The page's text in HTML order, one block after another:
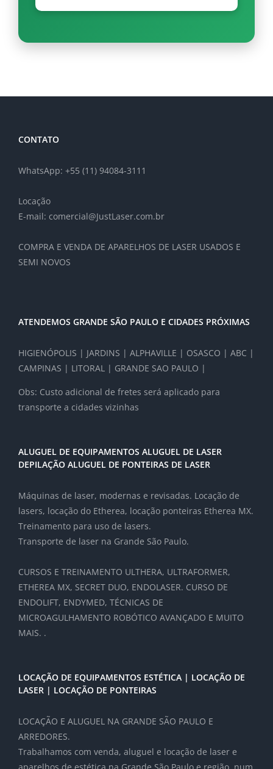
CONTATO
WhatsApp: +55 (11) 94084-3111
Locação
E-mail: comercial@JustLaser.com.br
COMPRA E VENDA DE APARELHOS DE LASER USADOS E
SEMI NOVOS
ATENDEMOS GRANDE SÃO PAULO E CIDADES PRÓXIMAS
HIGIENÓPOLIS | JARDINS | ALPHAVILLE | OSASCO | ABC |
CAMPINAS | LITORAL | GRANDE SAO PAULO |
Obs: Custo adicional de fretes será aplicado para
transporte a cidades vizinhas
ALUGUEL DE EQUIPAMENTOS ALUGUEL DE LASER
DEPILAÇÃO ALUGUEL DE PONTEIRAS DE LASER
Máquinas de laser, modernas e revisadas. Locação de
lasers, locação do Etherea, locação ponteiras Etherea MX.
Treinamento para uso de lasers.
Transporte de laser na Grande São Paulo.
CURSOS E TREINAMENTO ULTHERA, ULTRAFORMER,
ETHEREA MX, SECRET DUO, ENDOLASER. CURSO DE
ENDOLIFT, ENDYMED, TÉCNICAS DE
MICROAGULHAMENTO ROBÓTICO AVANÇADO E MUITO
MAIS. .
LOCAÇÃO DE EQUIPAMENTOS ESTÉTICA | LOCAÇÃO DE
LASER | LOCAÇÃO DE PONTEIRAS
LOCAÇÃO E ALUGUEL NA GRANDE SÃO PAULO E
ARREDORES.
Trabalhamos com venda, aluguel e locação de laser e